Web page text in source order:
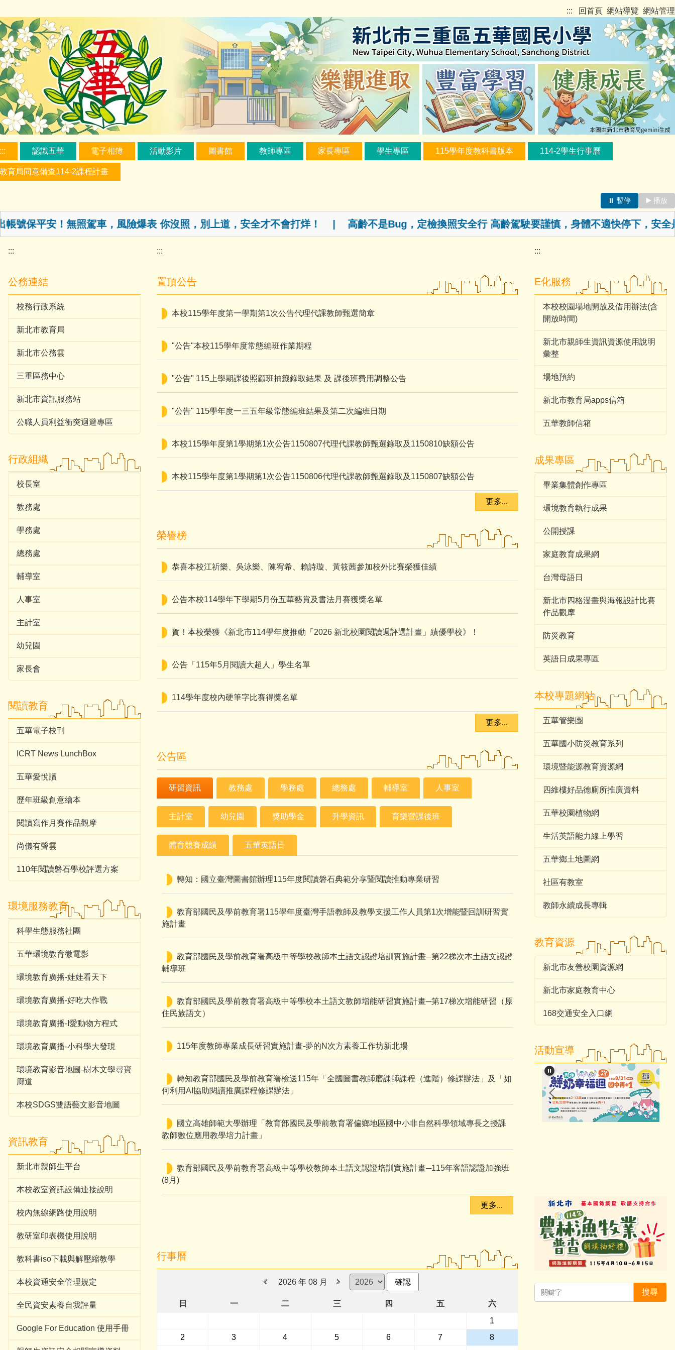
到
主
要
內
容
區
新北市三重區五華國民小學 ::: 回首頁 網站導覽 網站管理
::: 認識五華 電子相簿 活動影片 圖書館 教師專區 家長專區 學生專區 115學年度教科書版本 114-2學生行事曆
教育局同意備查114-2課程計畫
最新消息跑馬燈
⏸️ 暫停 ▶️ 播放
無照駕車，風險爆表 你沒照，別上道，安全才不會打烊！ | 高齡不是Bug，定檢換照安全行 高齡駕駛要謹慎，身體不適快停下，安全是你
:::
公務連結
校務行政系統
新北市教育局
新北市公務雲
三重區務中心
新北市資訊服務站
公職人員利益衝突迴避專區
行政組織
校長室
教務處
學務處
總務處
輔導室
人事室
主計室
幼兒園
家長會
閱讀教育
五華電子校刊
ICRT News LunchBox
五華愛悅讀
歷年班級創意繪本
閱讀寫作月賽作品觀摩
尚儀有聲雲
110年閱讀磐石學校評選方案
環境服務教育
科學生態服務社團
五華環境教育微電影
環境教育廣播-娃娃看天下
環境教育廣播-好吃大作戰
環境教育廣播-I愛動物方程式
環境教育廣播-小科學大發現
環境教育影音地圖-樹木文學尋寶
廊道
本校SDGS雙語藝文影音地圖
資訊教育
新北市親師生平台
本校教室資訊設備連接說明
校內無線網路使用說明
教研室印表機使用說明
教科書iso下載與解壓縮教學
本校資通安全管理規定
全民資安素養自我評量
Google For Education 使用手冊
:::
置頂公告
本校115學年度第一學期第1次公告代理代課教師甄選簡章
"公告"本校115學年度常態編班作業期程
"公告" 115上學期課後照顧班抽籤錄取結果 及 課後班費用調整公告
"公告" 115學年度一三五年級常態編班結果及第二次編班日期
本校115學年度第1學期第1次公告1150807代理代課教師甄選錄取及1150810缺額公告
本校115學年度第1學期第1次公告1150806代理代課教師甄選錄取及1150807缺額公告
更多...
榮譽榜
恭喜本校江祈樂、吳泳樂、陳宥希、賴詩璇、黃筱茜參加校外比賽榮獲佳績
公告本校114學年下學期5月份五華藝賞及書法月賽獲獎名單
賀！本校榮獲《新北市114學年度推動「2026 新北校園閱讀週評選計畫」績優學校》！
公告「115年5月閱讀大超人」學生名單
114學年度校內硬筆字比賽得獎名單
更多...
公告區
研習資訊 教務處 學務處 總務處 輔導室 人事室
主計室 幼兒園 獎助學金 升學資訊 育樂營課後班
體育競賽成績 五華英語日
轉知：國立臺灣圖書館辦理115年度閱讀磐石典範分享暨閱讀推動專業研習
教育部國民及學前教育署115學年度臺灣手語教師及教學支援工作人員第1次增能暨回訓研習實
施計畫
教育部國民及學前教育署高級中等學校教師本土語文認證培訓實施計畫─第22梯次本土語文認證
輔導班
教育部國民及學前教育署高級中等學校本土語文教師增能研習實施計畫─第17梯次增能研習（原
住民族語文）
115年度教師專業成長研習實施計畫-夢的N次方素養工作坊新北場
轉知教育部國民及學前教育署檢送115年「全國圖書教師磨課師課程（進階）修課辦法」及「如
何利用AI協助閱讀推廣課程修課辦法」
國立高雄師範大學辦理「教育部國民及學前教育署偏鄉地區國中小非自然科學領域專長之授課
教師數位應用教學培力計畫」
教育部國民及學前教育署高級中等學校教師本土語文認證培訓實施計畫─115年客語認證加強班
(8月)
更多...
行事曆
2026 年 08 月 確認
日 一 二 三 四 五
六
1
2
3 4 5 6 7
8
:::
E化服務
本校校園場地開放及借用辦法(含
開放時間)
新北市親師生資訊資源使用說明
彙整
場地預約
新北市教育局apps信箱
五華教師信箱
成果專區
畢業集體創作專區
環境教育執行成果
公開授課
家庭教育成果網
台灣母語日
新北市四格漫畫與海報設計比賽
作品觀摩
防災教育
英語日成果專區
本校專題網站
五華管樂團
五華國小防災教育系列
環境暨能源教育資源網
四維樓好品德廁所推廣資料
五華校園植物網
生活英語能力線上學習
五華鄉土地圖網
社區有教室
教師永續成長專輯
教育資源
新北市友善校園資源網
新北市家庭教育中心
168交通安全入口網
活動宣導
搜尋